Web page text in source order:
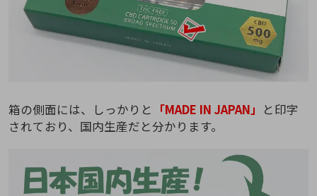
箱の側面には、しっかりと 「MADE IN JAPAN」 と印字
されており、国内生産だと分かります。